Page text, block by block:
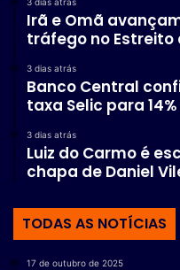
Irã e Omã
tráfego no Estreito
3 dias atrás
Banco Central
taxa Selic para
3 dias atrás
Luiz do Carmo é
chapa de Daniel
TODAS AS NOTÍCIAS
17 de outubro de 2025